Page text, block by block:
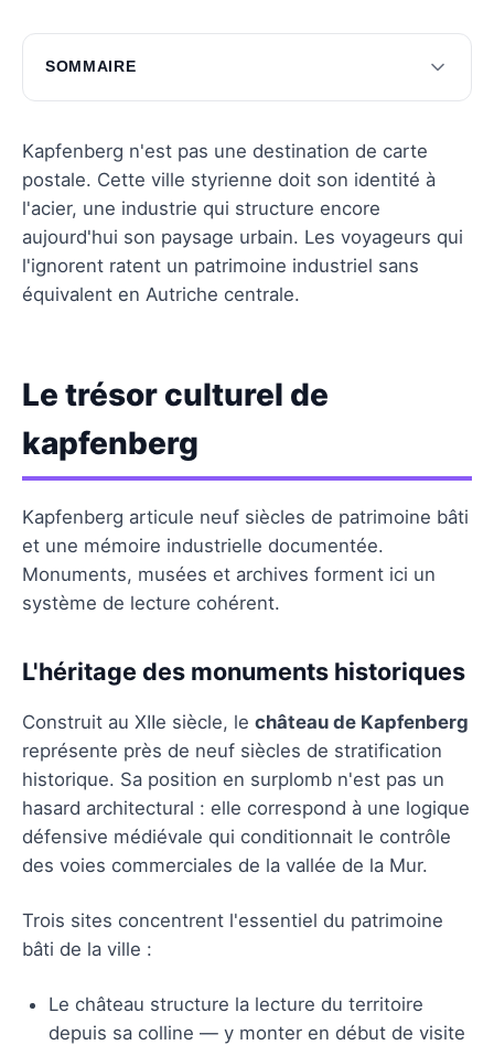
SOMMAIRE
Le trésor culturel de kapfenberg
Kapfenberg et la puissance de l'industrie
sidérurgique
Questions fréquentes
Kapfenberg n'est pas une destination de carte
postale. Cette ville styrienne doit son identité à
l'acier, une industrie qui structure encore
aujourd'hui son paysage urbain. Les voyageurs qui
l'ignorent ratent un patrimoine industriel sans
équivalent en Autriche centrale.
Le trésor culturel de
kapfenberg
Kapfenberg articule neuf siècles de patrimoine bâti
et une mémoire industrielle documentée.
Monuments, musées et archives forment ici un
système de lecture cohérent.
L'héritage des monuments historiques
Construit au XIIe siècle, le château de Kapfenberg
représente près de neuf siècles de stratification
historique. Sa position en surplomb n'est pas un
hasard architectural : elle correspond à une logique
défensive médiévale qui conditionnait le contrôle
des voies commerciales de la vallée de la Mur.
Trois sites concentrent l'essentiel du patrimoine
bâti de la ville :
Le château structure la lecture du territoire
depuis sa colline — y monter en début de visite